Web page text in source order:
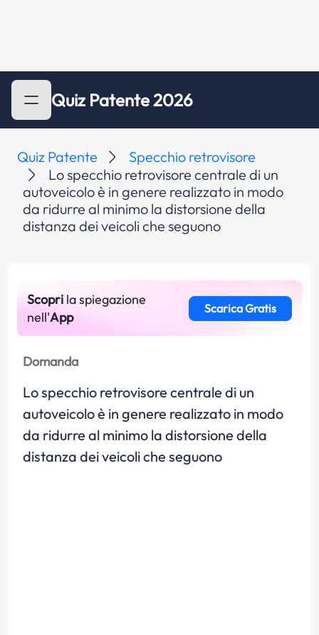
Quiz Patente 2026
Quiz Patente
Specchio retrovisore
Lo specchio retrovisore centrale di un
autoveicolo è in genere realizzato in modo
da ridurre al minimo la distorsione della
distanza dei veicoli che seguono
Scopri la spiegazione
nell'App
Scarica Gratis
Domanda
Lo specchio retrovisore centrale di un
autoveicolo è in genere realizzato in modo
da ridurre al minimo la distorsione della
distanza dei veicoli che seguono